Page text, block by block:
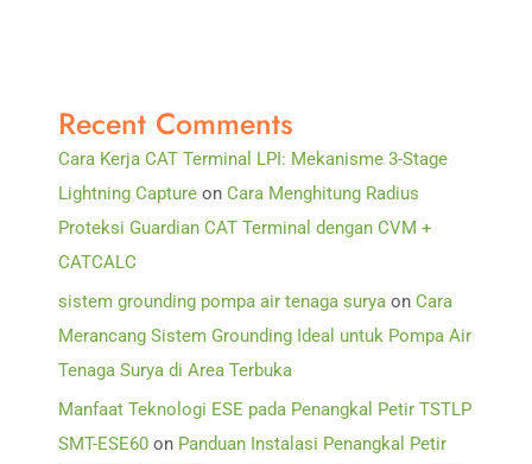
Recent Comments
Cara Kerja CAT Terminal LPI: Mekanisme 3-Stage
Lightning Capture on Cara Menghitung Radius
Proteksi Guardian CAT Terminal dengan CVM +
CATCALC
sistem grounding pompa air tenaga surya on Cara
Merancang Sistem Grounding Ideal untuk Pompa Air
Tenaga Surya di Area Terbuka
Manfaat Teknologi ESE pada Penangkal Petir TSTLP
SMT-ESE60 on Panduan Instalasi Penangkal Petir